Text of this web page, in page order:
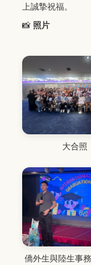
上誠摯祝福。
📸 照片
大合照
僑外生與陸生事